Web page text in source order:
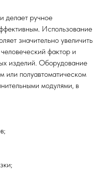
делает ручное
Использование
значительно увеличить
фактор и
изделий. Оборудование
или полуавтоматическом
модулями, в